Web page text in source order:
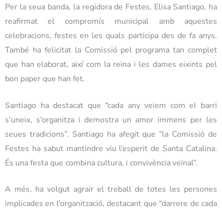
Per la seua banda, la regidora de Festes, Elisa Santiago, ha
reafirmat el compromís municipal amb aquestes
celebracions, festes en les quals participa des de fa anys.
També ha felicitat la Comissió pel programa tan complet
que han elaborat, així com la reina i les dames eixints pel
bon paper que han fet.
Santiago ha destacat que “cada any veiem com el barri
s’uneix, s’organitza i demostra un amor immens per les
seues tradicions”. Santiago ha afegit que “la Comissió de
Festes ha sabut mantindre viu l’esperit de Santa Catalina.
És una festa que combina cultura, i convivència veïnal”.
A més, ha volgut agrair el treball de totes les persones
implicades en l’organització, destacant que “darrere de cada